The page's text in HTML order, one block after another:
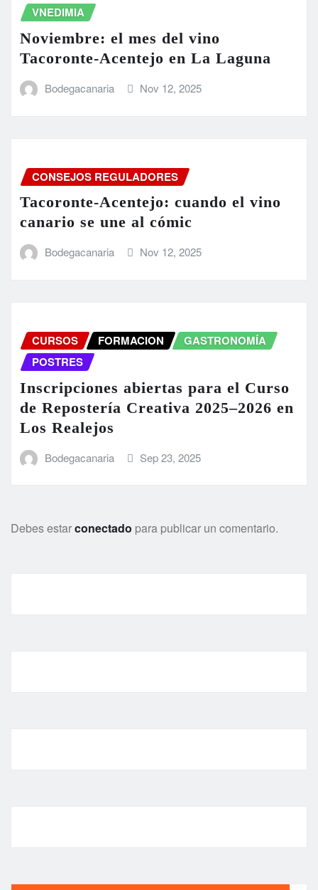
VNEDIMIA
Noviembre: el mes del vino
Tacoronte-Acentejo en La Laguna
Bodegacanaria Nov 12, 2025
CONSEJOS REGULADORES
Tacoronte-Acentejo: cuando el vino
canario se une al cómic
Bodegacanaria Nov 12, 2025
CURSOS FORMACION
GASTRONOMÍA
POSTRES
Inscripciones abiertas para el Curso
de Repostería Creativa 2025–2026 en
Los Realejos
Bodegacanaria Sep 23, 2025
Debes estarconectado para publicar un comentario.